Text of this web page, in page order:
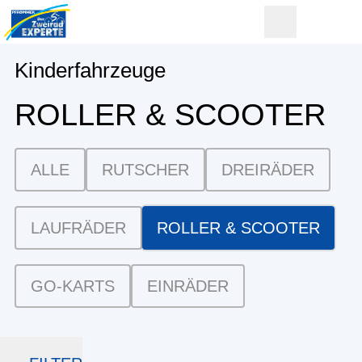
Kinderfahrzeuge
ROLLER & SCOOTER
ALLE RUTSCHER DREIRÄDER
LAUFRÄDER ROLLER & SCOOTER
GO-KARTS EINRÄDER